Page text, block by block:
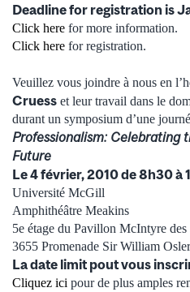
Deadline for registration is
Click here for more information.
Click here for registration.
Veuillez vous joindre à nous en
Cruess et leur travail dans le
durant un symposium d’une
Professionalism: Celebrating
Future
Le 4 février, 2010 de 8h30 à
Université McGill
Amphithéâtre Meakins
5e étage du Pavillon McIntyre des
3655 Promenade Sir William Osler
La date limit pout vous
Cliquez ici pour de plus amples